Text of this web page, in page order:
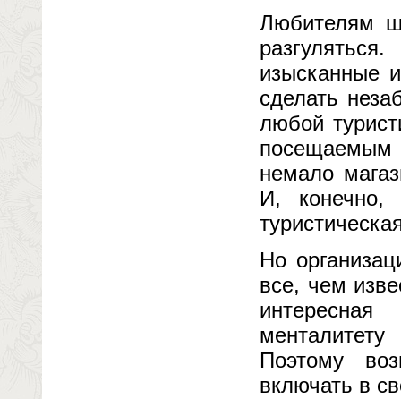
Любителям
изысканные
сделать
любой
немало
И, конечно,
Но
все, чем
Поэтому
включать в